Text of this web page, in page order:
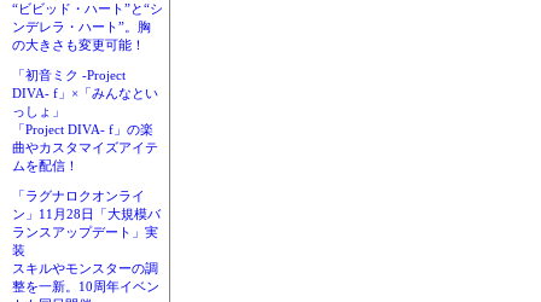
“ビビッド・ハート”と“シ
ンデレラ・ハート”。胸
の大きさも変更可能！
「初音ミク -Project
DIVA- f」×「みんなとい
っしょ」
「Project DIVA- f」の楽
曲やカスタマイズアイテ
ムを配信！
「ラグナロクオンライ
ン」11月28日「大規模バ
ランスアップデート」実
装
スキルやモンスターの調
整を一新。10周年イベン